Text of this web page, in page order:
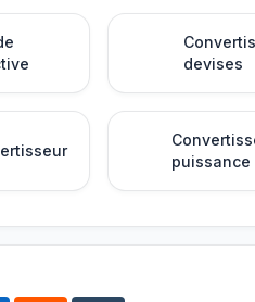
devises
puissance